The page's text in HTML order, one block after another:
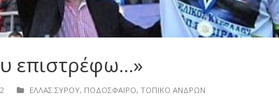
επιστρέφω…»
ΕΛΛΑΣ ΣΥΡΟΥ, ΠΟΔΟΣΦΑΙΡΟ, ΤΟΠΙΚΟ ΑΝΔΡΩΝ